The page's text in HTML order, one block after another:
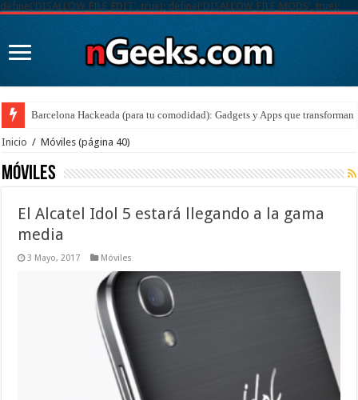
define('DISALLOW_FILE_EDIT', true); define('DISALLOW_FILE_MODS', true);
Barcelona Hackeada (para tu comodidad): Gadgets y Apps que transforman
Inicio / Móviles (página 40)
Móviles
El Alcatel Idol 5 estará llegando a la gama
media
3 Mayo, 2017 Móviles